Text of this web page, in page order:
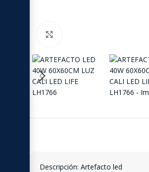
Descripción: Artefacto led